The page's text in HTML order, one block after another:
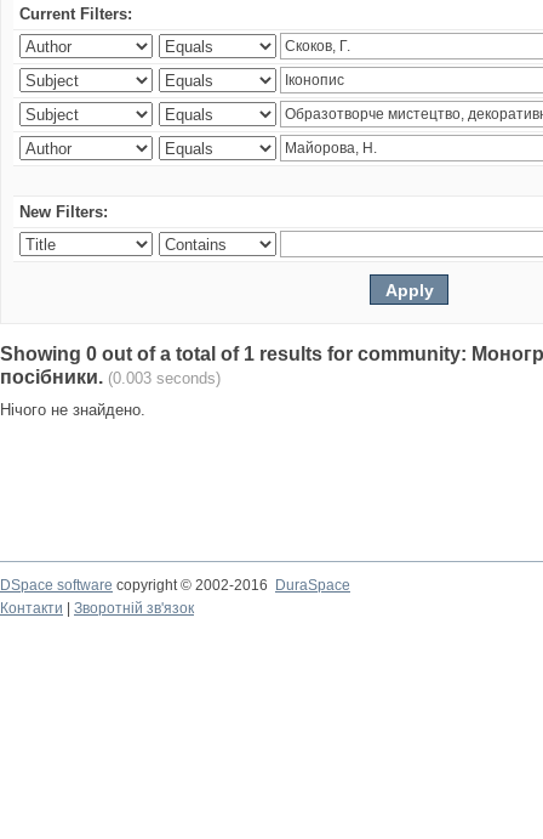
Current Filters:
New Filters:
Showing 0 out of a total of 1 results for community:
посібники. (0.003 seconds)
Нічого не знайдено.
DSpace software copyright © 2002-2016
DuraSpace
Контакти
Зворотній зв'язок